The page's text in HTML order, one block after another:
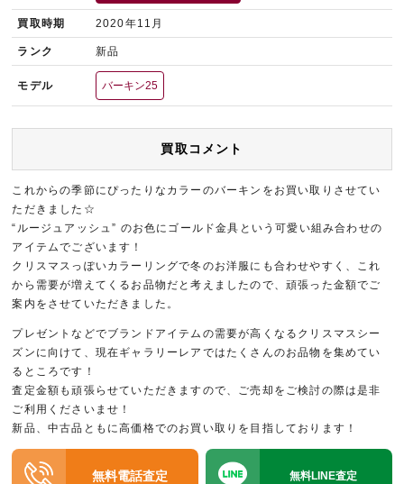
買取時期 2020年11月
ランク 新品
モデル バーキン25
買取コメント
これからの季節にぴったりなカラーのバーキンをお買い取りさせてい
ただきました☆
“ルージュアッシュ” のお色にゴールド金具という可愛い組み合わせの
アイテムでございます！
クリスマスっぽいカラーリングで冬のお洋服にも合わせやすく、これ
から需要が増えてくるお品物だと考えましたので、頑張った金額でご
案内をさせていただきました。
プレゼントなどでブランドアイテムの需要が高くなるクリスマスシー
ズンに向けて、現在ギャラリーレアではたくさんのお品物を集めてい
るところです！
査定金額も頑張らせていただきますので、ご売却をご検討の際は是非
ご利用くださいませ！
新品、中古品ともに高価格でのお買い取りを目指しております！
無料電話査定 無料LINE査定